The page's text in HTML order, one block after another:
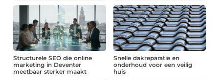
Structurele SEO die online
marketing in Deventer
meetbaar sterker maakt
Snelle dakreparatie en
onderhoud voor een veilig
huis